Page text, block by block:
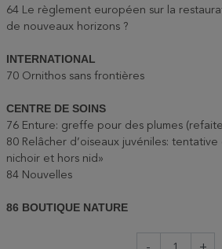
64 Le règlement européen sur la
de nouveaux horizons ?
INTERNATIONAL
70 Ornithos sans frontières
CENTRE DE SOINS
76 Enture: greffe pour des plumes
80 Relâcher d’oiseaux juvéniles:
nichoir et hors nid»
84 Nouvelles
86 BOUTIQUE NATURE